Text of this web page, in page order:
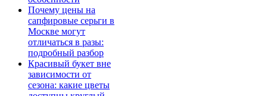
Почему цены на
сапфировые серьги в
Москве могут
отличаться в разы:
подробный разбор
Красивый букет вне
зависимости от
сезона: какие цветы